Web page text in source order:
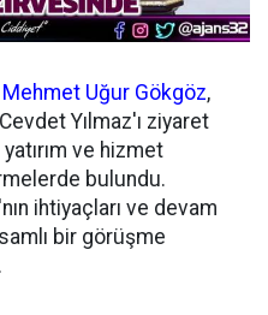
Mehmet Uğur Gökgöz,
Yılmaz'ı ziyaret
ve hizmet
bulundu.
ihtiyaçları ve devam
bir görüşme